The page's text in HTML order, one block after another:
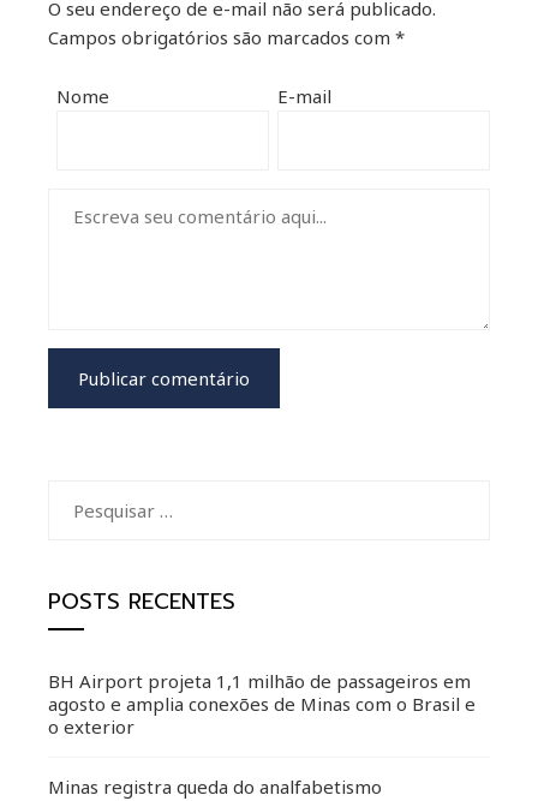
O seu endereço de e-mail não será publicado.
Campos obrigatórios são marcados com *
Nome E-mail
por:
POSTS RECENTES
BH Airport projeta 1,1 milhão de passageiros em
agosto e amplia conexões de Minas com o Brasil e
o exterior
Minas registra queda do analfabetismo